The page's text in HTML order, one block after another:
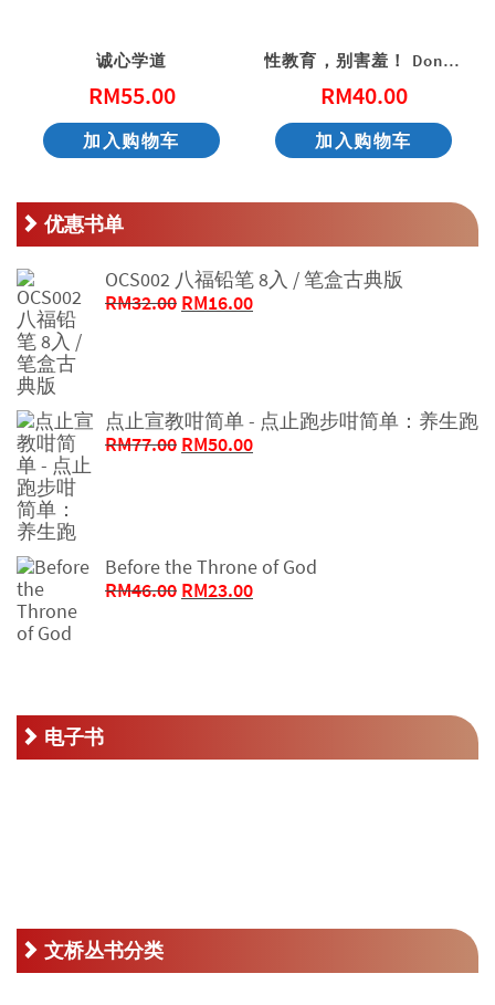
诚心学道
RM55.00
加入购物车
性教育，别害羞！ Don’t Be Shy: A Friendly Guide to Sex Education
RM40.00
加入购物车
优惠书单
OCS002 八福铅笔 8入 / 笔盒古典版
RM32.00 原
RM16.00当
RM16.00。
点止宣教咁简单 - 点止跑步咁简单：养生跑
RM77.00 原
RM50.00当
RM50.00。
Before the Throne of God
RM46.00 原
RM23.00当
RM23.00。
电子书
文桥丛书分类